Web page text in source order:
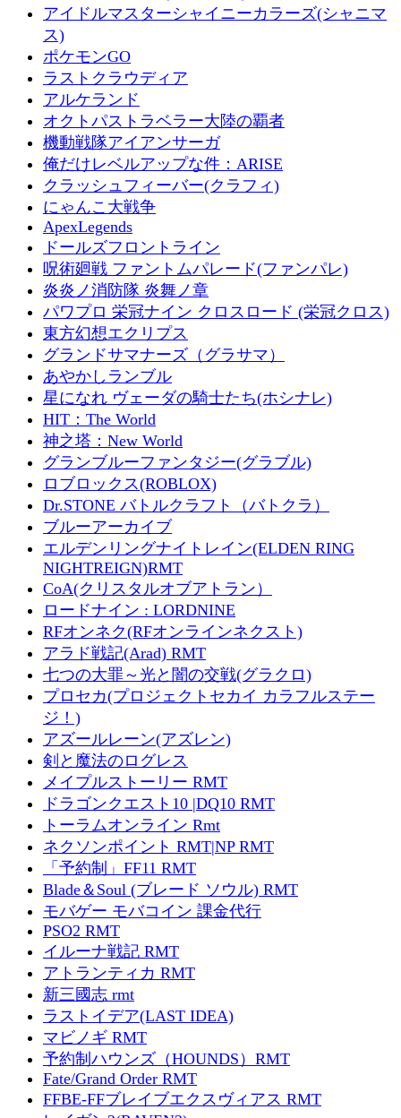
アイドルマスターシャイニーカラーズ(シャニマ
ス)
ポケモンGO
ラストクラウディア
アルケランド
オクトパストラベラー大陸の覇者
機動戦隊アイアンサーガ
俺だけレベルアップな件：ARISE
クラッシュフィーバー(クラフィ)
にゃんこ大戦争
ApexLegends
ドールズフロントライン
呪術廻戦 ファントムパレード(ファンパレ)
炎炎ノ消防隊 炎舞ノ章
パワプロ 栄冠ナイン クロスロード (栄冠クロス)
東方幻想エクリプス
グランドサマナーズ（グラサマ）
あやかしランブル
星になれ ヴェーダの騎士たち(ホシナレ)
HIT：The World
神之塔：New World
グランブルーファンタジー(グラブル)
ロブロックス(ROBLOX)
Dr.STONE バトルクラフト（バトクラ）
ブルーアーカイブ
エルデンリングナイトレイン(ELDEN RING
NIGHTREIGN)RMT
CoA(クリスタルオブアトラン）
ロードナイン : LORDNINE
RFオンネク(RFオンラインネクスト)
アラド戦記(Arad) RMT
七つの大罪～光と闇の交戦(グラクロ)
プロセカ(プロジェクトセカイ カラフルステー
ジ！)
アズールレーン(アズレン)
剣と魔法のログレス
メイプルストーリー RMT
ドラゴンクエスト10 |DQ10 RMT
トーラムオンライン Rmt
ネクソンポイント RMT|NP RMT
「予約制」FF11 RMT
Blade＆Soul (ブレード ソウル) RMT
モバゲー モバコイン 課金代行
PSO2 RMT
イルーナ戦記 RMT
アトランティカ RMT
新三國志 rmt
ラストイデア(LAST IDEA)
マビノギ RMT
予約制ハウンズ（HOUNDS）RMT
Fate/Grand Order RMT
FFBE-FFブレイブエクスヴィアス RMT